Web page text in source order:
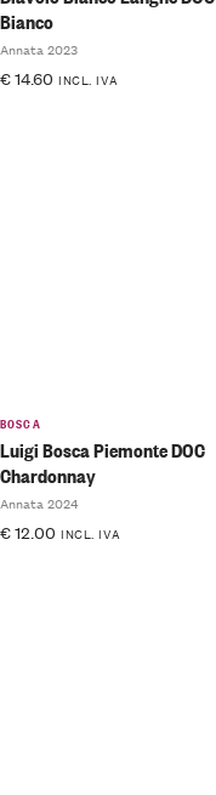
Bianco
Annata 2023
€14.60 INCL. IVA
BOSCA
Luigi Bosca Piemonte DOC
Chardonnay
Annata 2024
€12.00 INCL. IVA